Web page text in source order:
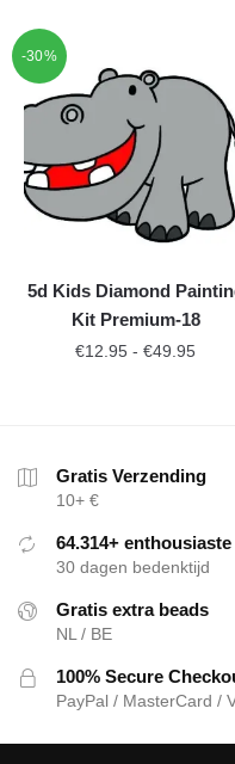
-30%
5d Kids Diamond
Kit Premium-18
€12.95 - €49.95
Gratis Verzending
10+ €
64.314+
30 dagen bedenktijd
Gratis extra beads
NL / BE
100% Secure
PayPal / MasterCard /